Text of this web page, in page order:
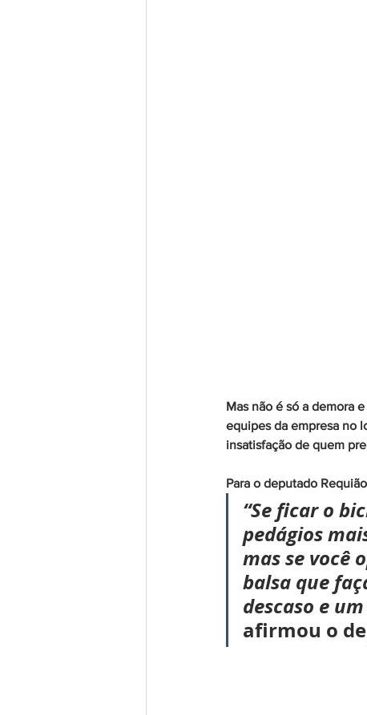
Mas não é só a demora
equipes da empresa no
insatisfação de quem
Para o deputado
“Se ficar o
pedágios
mas se você
balsa que
descaso e
afirmou o